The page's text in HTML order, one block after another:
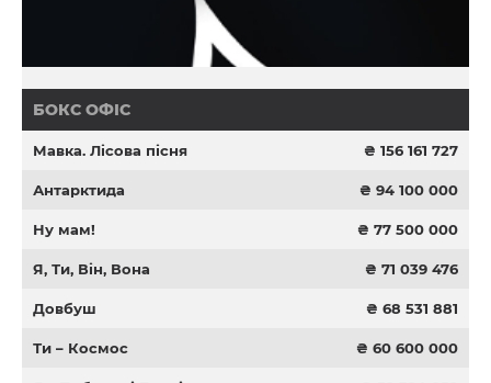
БОКС ОФІС
Мавка. Лісова пісня ₴ 156 161 727
Антарктида ₴ 94 100 000
Ну мам! ₴ 77 500 000
Я, Ти, Він, Вона ₴ 71 039 476
Довбуш ₴ 68 531 881
Ти – Космос ₴ 60 600 000